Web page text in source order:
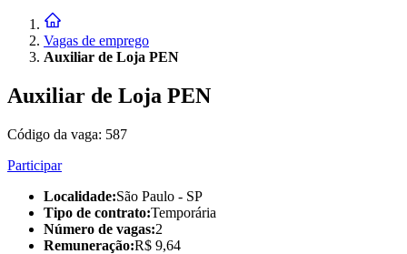
Vagas de emprego
Auxiliar de Loja PEN
Auxiliar de Loja PEN
Código da vaga: 587
Participar
Localidade:São Paulo - SP
Tipo de contrato:Temporária
Número de vagas:2
Remuneração:R$ 9,64